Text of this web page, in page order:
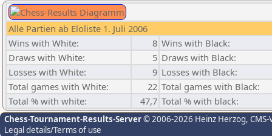
Alle Partien ab Eloliste 1. Juli 2006
Wins with White:
8 Wins with Black:
Draws with White:
5 Draws with Black:
Losses with White:
9 Losses with Black:
Total games with White:
22 Total games with Black:
Total % with white:
47,7 Total % with black:
Chess-Tournament-Results-Server© 2006-2026 Heinz Herzog,
Legal details/Terms of use